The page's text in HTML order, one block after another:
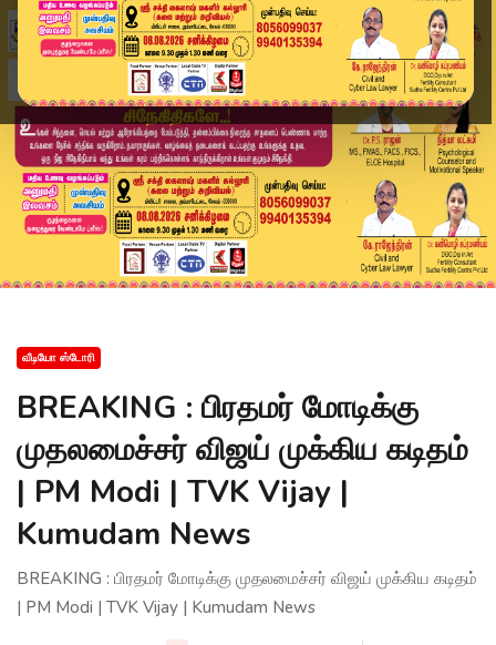
வீடியோ ஸ்டோரி
BREAKING : பிரதமர் மோடிக்கு
முதலமைச்சர் விஜய் முக்கிய கடிதம்
| PM Modi | TVK Vijay |
Kumudam News
BREAKING : பிரதமர் மோடிக்கு முதலமைச்சர் விஜய் முக்கிய கடிதம்
| PM Modi | TVK Vijay | Kumudam News